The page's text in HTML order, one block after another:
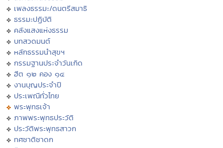
เพลงธรรมะ/ดนตรีสมาธิ
ธรรมะปฏิบัติ
คลังแสงแห่งธรรม
บทสวดมนต์
หลักธรรมนำสุขฯ
กรรมฐานประจำวันเกิด
ฮีต ๑๒ คอง ๑๔
งานบุญประจำปี
ประเพณีทั่วไทย
พระพุทธเจ้า
ภาพพระพุทธประวัติ
ประวัติพระพุทธสาวก
ทศชาติชาดก